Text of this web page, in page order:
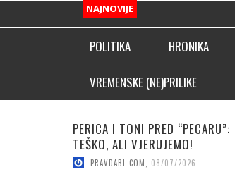
NAJNOVIJE
POLITIKA HRONIKA
FUDBAL
KLADIONIČARSKI KUTAK
VREMENSKE (NE)PRILIKE
TREBINJAC NEBOJŠA KAPOR NA
KLUPI AFRIČKOG GIGANTA!
PRAVDABL.COM 08/06/2026